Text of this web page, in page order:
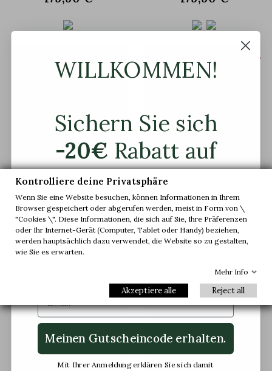
Sneaker mit Erhöhung
Erba Weiss

(23)
179,90 €
Sneaker mit Erhöhung
Erba Schwarz

(14)
179,90 €
 +6 cm
Kontrolliere deine Privatsphäre
Wenn Sie eine Website besuchen, können Informationen in Ihrem
Browser gespeichert oder abgerufen werden, meist in Form von \
"Cookies \". Diese Informationen, die sich auf Sie, Ihre Präferenzen
oder Ihr Internet-Gerät (Computer, Tablet oder Handy) beziehen,
werden hauptsächlich dazu verwendet, die Website so zu gestalten,
wie Sie es erwarten.
Mehr Info
Akzeptiere alle Reject all
WILLKOMMEN!
Sichern Sie sich
-20€ Rabatt auf
ihre erste
Bestellung.
Abonnieren Sie unseren Newsletter und
erhalten Sie vorab Zugang zu unseren
exklusiven Angeboten und neuesten
Meinen Gutscheincode erhalten.
Mit Ihrer Anmeldung erklären Sie sich damit